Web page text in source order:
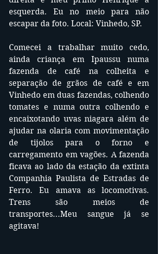
esquerda. Eu no meio para não
escapar da foto. Local: Vinhedo, SP.
Comecei a trabalhar muito cedo,
ainda criança em Ipaussu numa
fazenda de café na colheita e
separação de grãos de café e em
Vinhedo em duas fazendas, colhendo
tomates e numa outra colhendo e
encaixotando uvas niagara além de
ajudar na olaria com movimentação
de tijolos para o forno e
carregamento em vagões. A fazenda
ficava ao lado da estação da extinta
Companhia Paulista de Estradas de
Ferro. Eu amava as locomotivas.
Trens são meios de
transportes...Meu sangue já se
agitava!